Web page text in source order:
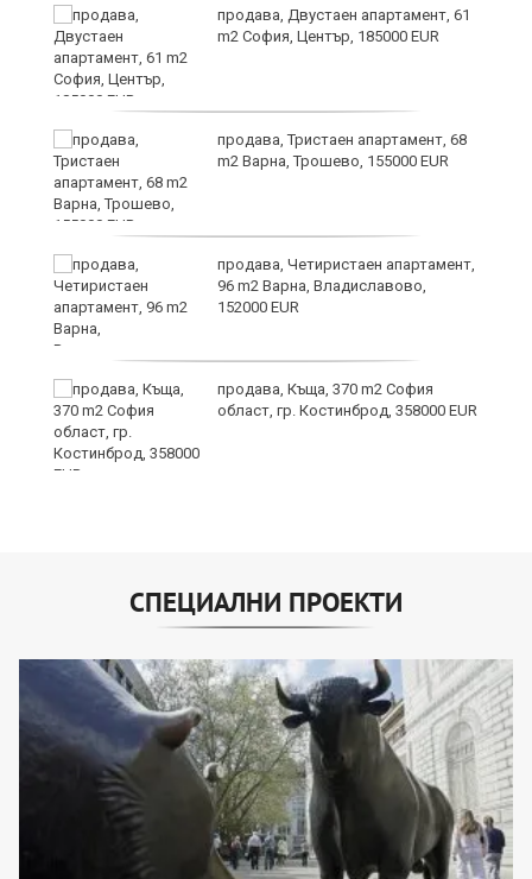
продава, Двустаен апартамент, 61
m2 София, Център, 185000 EUR
продава, Тристаен апартамент, 68
m2 Варна, Трошево, 155000 EUR
продава, Четиристаен апартамент,
96 m2 Варна, Владиславово,
152000 EUR
продава, Къща, 370 m2 София
област, гр. Костинброд, 358000 EUR
СПЕЦИАЛНИ ПРОЕКТИ